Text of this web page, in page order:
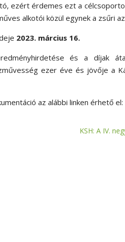
ezért érdemes ezt a
alkotói közül egynek a zsűri az
2023. március 16.
és a díjak
ezer éve és jövője a
az alábbi linken érhető el:
KSH: A IV.